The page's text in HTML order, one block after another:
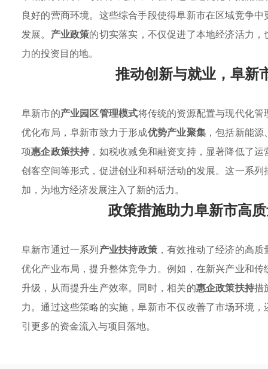
良好的营商环境。这些综合手段使得阜新市在区域竞争
发展。 产业政策的切实落实，不仅促进了本地经济活力
力的投资目的地。
推动创新与就业，阜新
阜新市的产业园区管理模式将传统的资源配置与现代化
优化布局，阜新市致力于形成优势产业聚集，包括新能源
项惠企政策扶持 ，如税收减免和融资支持，显著降低了
创客空间等形式，促进创业和科研活动的发展。这一系
加，为地方经济发展注入了新的活力。
政策措施助力阜新市高
阜新市通过一系列产业扶持政策，有效推动了经济的高
优化产业布局，提升整体竞争力。例如，在新兴产业和
升级，从而提升生产效率。同时，相关的惠企政策扶持措
力。通过这些策略的实施，阜新市不仅改善了市场环境
引更多的资金流入与项目落地。